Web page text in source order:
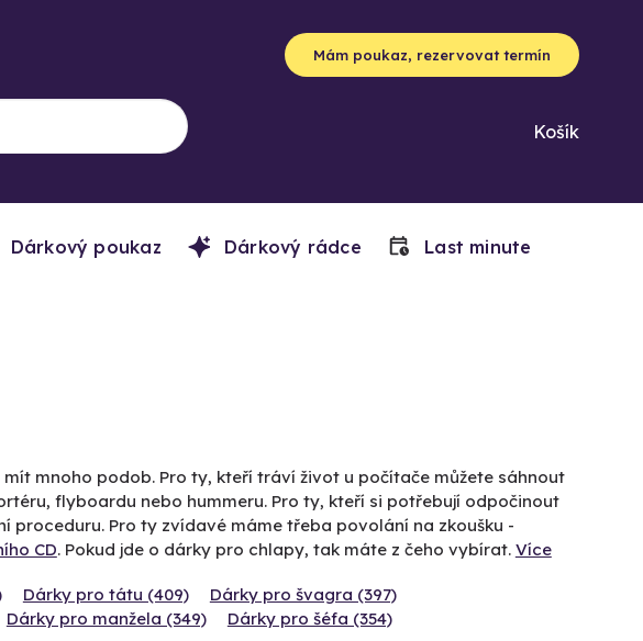
Mám poukaz, rezervovat termín
Košík
Dárkový poukaz Dárkový rádce Last minute
mnoho podob. Pro ty, kteří tráví život u počítače můžete sáhnout
flyboardu nebo hummeru. Pro ty, kteří si potřebují odpočinout
proceduru. Pro ty zvídavé máme třeba povolání na zkoušku -
CD. Pokud jde o dárky pro chlapy, tak máte z čeho vybírat. Více
Dárky pro tátu (409)
Dárky pro švagra (397)
Dárky pro manžela (349) Dárky pro šéfa (354)